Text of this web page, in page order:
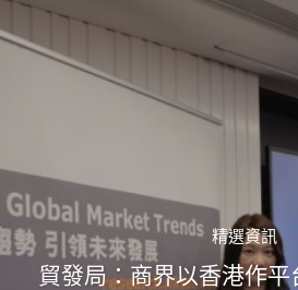
精選資訊
貿發局：商界以香港作